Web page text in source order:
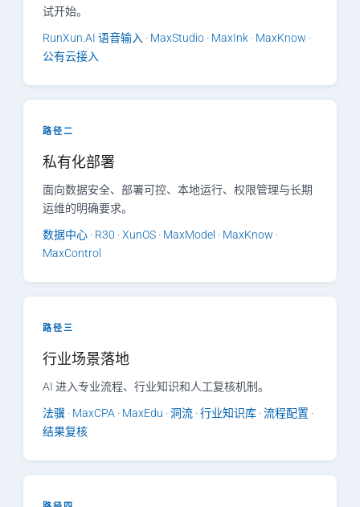
试开始。
RunXun.AI 语音输入 · MaxStudio · MaxInk · MaxKnow ·
公有云接入
路径二
私有化部署
面向数据安全、部署可控、本地运行、权限管理与长期
运维的明确要求。
数据中心 · R30 · XunOS · MaxModel · MaxKnow ·
MaxControl
路径三
行业场景落地
AI 进入专业流程、行业知识和人工复核机制。
法骥 · MaxCPA · MaxEdu · 洞流 · 行业知识库 · 流程配置 ·
结果复核